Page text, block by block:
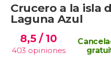
Crucero a la isla
Laguna Azul
8,5/ 10
403 opiniones